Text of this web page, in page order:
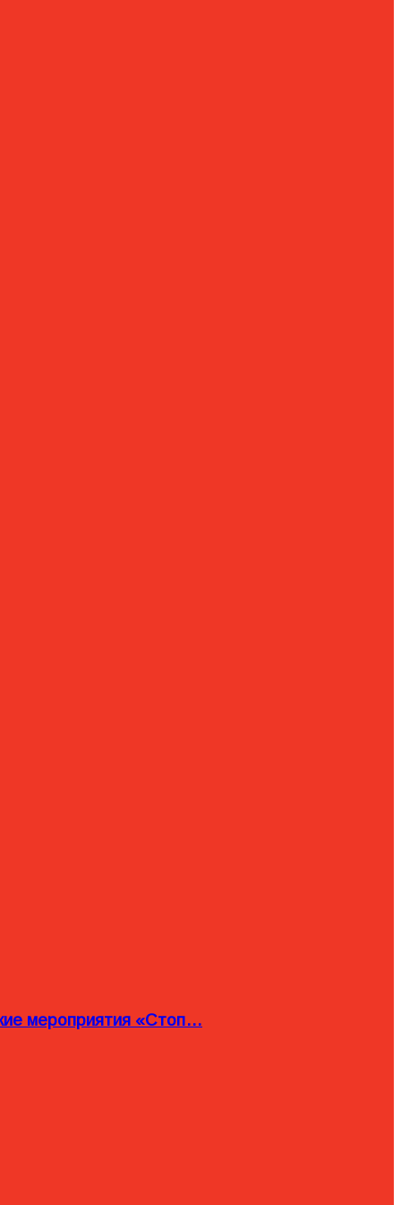
мероприятия «Стоп…